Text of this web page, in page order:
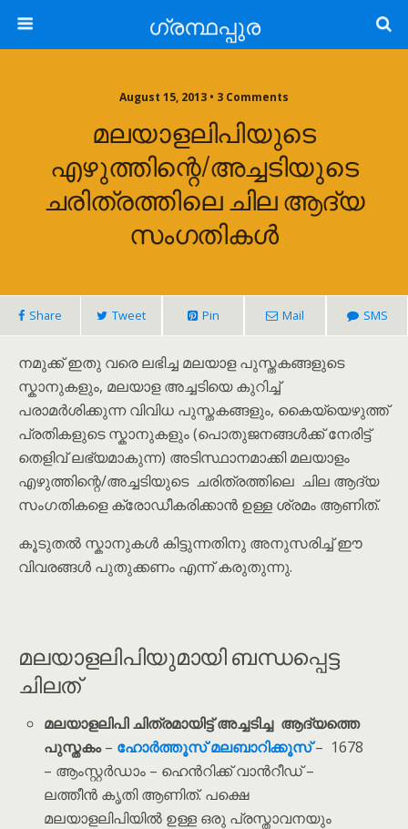
ഗ്രന്ഥപ്പുര
August 15, 2013 • 3 Comments
മലയാളലിപിയുടെ
എഴുത്തിന്റെ/അച്ചടിയുടെ
ചരിത്രത്തിലെ ചില ആദ്യ
സംഗതികൾ
Share Tweet Pin Mail SMS
നമുക്ക് ഇതു വരെ ലഭിച്ച മലയാള പുസ്തകങ്ങളുടെ
സ്കാനുകളും, മലയാള അച്ചടിയെ കുറിച്ച്
പരാമർശിക്കുന്ന വിവിധ പുസ്തകങ്ങളും, കൈയ്യെഴുത്ത്
പ്രതികളുടെ സ്കാനുകളും (പൊതുജനങ്ങൾക്ക് നേരിട്ട്
തെളിവ് ലഭ്യമാകുന്ന) അടിസ്ഥാനമാക്കി മലയാളം
എഴുത്തിന്റെ/അച്ചടിയുടെ ചരിത്രത്തിലെ ചില ആദ്യ
സംഗതികളെ ക്രോഡീകരിക്കാൻ ഉള്ള ശ്രമം ആണിത്.
കൂടുതൽ സ്കാനുകൾ കിട്ടുന്നതിനു അനുസരിച്ച് ഈ
വിവരങ്ങൾ പുതുക്കണം എന്ന് കരുതുന്നു.
മലയാളലിപിയുമായി ബന്ധപ്പെട്ട
ചിലത്
മലയാളലിപി ചിത്രമായിട്ട് അച്ചടിച്ച ആദ്യത്തെ
പുസ്തകം– ഹോർത്തൂസ് മലബാറിക്കൂസ്– 1678
– ആംസ്റ്റർഡാം – ഹെൻറിക്ക് വാൻറീഡ് –
ലത്തീൻ കൃതി ആണിത്. പക്ഷെ
മലയാളലിപിയിൽ ഉള്ള ഒരു പ്രസ്താവനയും